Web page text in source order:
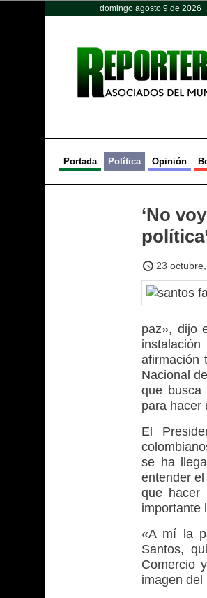
domingo agosto 9 de 2026
Portada Política Opinión
‘No
23
paz», dijo
afirmación
Nacional
que busca
para hacer
El
se ha
entender
que hacer
importante
«A mí la
Santos,
Comercio
imagen del
Opinión Política